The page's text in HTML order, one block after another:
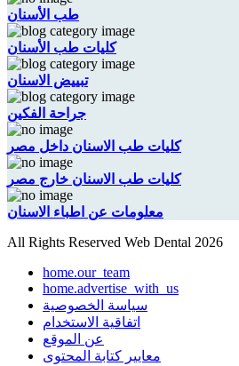
طب الأسنان
كليات طب الأسنان
تبييض الاسنان
جراحة الفكين
كليات طب الاسنان داخل مصر
كليات طب الاسنان خارج مصر
معلومات عن اطباء الاسنان
All Rights Reserved Web Dental 2026
home.our_team
home.advertise_with_us
سياسة الخصوصية
اتفاقية الاستخدام
عن الموقع
معايير كتابة المحتوى